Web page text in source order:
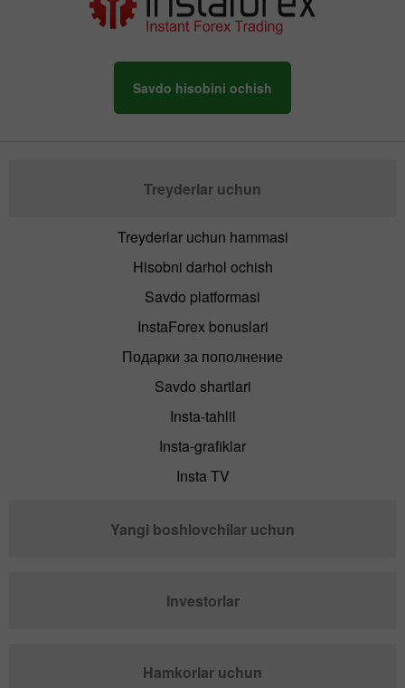
Savdo hisobini ochish
Treyderlar uchun
Treyderlar uchun hammasi
Hisobni darhol ochish
Savdo platformasi
InstaForex bonuslari
Подарки за пополнение
Savdo shartlari
Insta-tahlil
Insta-grafiklar
Insta TV
Yangi boshlovchilar uchun
Investorlar
Hamkorlar uchun